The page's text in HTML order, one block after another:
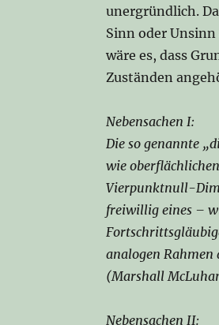
unergründlich.
Sinn oder Unsinn
wäre es, dass
Zuständen
Nebensachen I:
Die so genannte
wie
Vierpunktnull-
freiwillig eines –
analogen Rahmen
(Marshall
Nebensachen II: